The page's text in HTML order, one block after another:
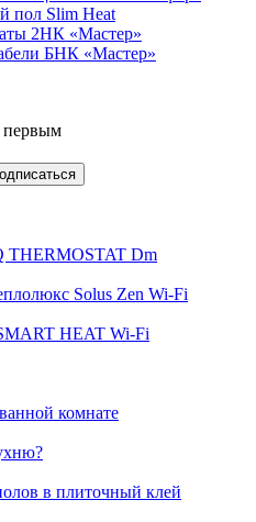
пол Slim Heat
2НК «Мастер»
БНК «Мастер»
первым
THERMOSTAT Dm
Solus Zen Wi-Fi
HEAT Wi-Fi
комнате
в плиточный клей